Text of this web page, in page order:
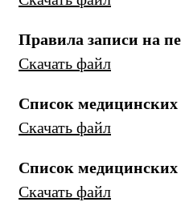
Правила записи на
Скачать файл
Список медицинских
Скачать файл
Список медицинских
Скачать файл